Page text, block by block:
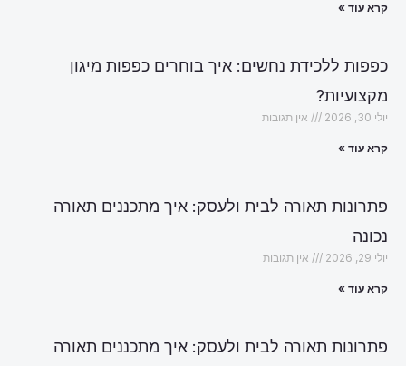
קרא עוד »
כפפות ללכידת נחשים: איך בוחרים כפפות מיגון
מקצועיות?
יולי 30, 2026 אין תגובות
קרא עוד »
פתרונות תאורה לבית ולעסק: איך מתכננים תאורה
נכונה
יולי 29, 2026 אין תגובות
קרא עוד »
פתרונות תאורה לבית ולעסק: איך מתכננים תאורה